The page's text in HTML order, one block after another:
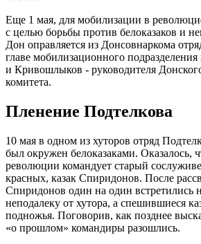
Еще 1 мая, для мобилизации в
с целью борьбы против белоказаков и
Дон оправляется из Донсовнаркома
главе мобилизационного
и Кривошлыков - руководителя
комитета.
Пленение Подтелкова
10 мая в одном из хуторов отряд
был окружен белоказаками. Оказалось,
революции командует старый
красных, казак Спиридонов. После
Спиридонов один на один встретились
неподалеку от хутора, а спешившиеся
подножья. Поговорив, как позднее
«о прошлом» командиры разошлись.